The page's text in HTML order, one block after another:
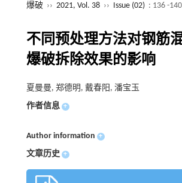
爆破 ›› 2021, Vol. 38 ›› Issue (02) : 136 -
不同预处理方法对钢筋
爆破拆除效果的影响
夏曼曼, 郑德明, 戴春阳, 潘宝玉
作者信息 +
Author information +
文章历史 +